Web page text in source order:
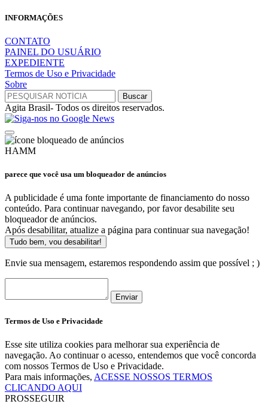
INFORMAÇÕES
CONTATO
PAINEL DO USUÁRIO
EXPEDIENTE
Termos de Uso e Privacidade
Sobre
Agita Brasil- Todos os direitos reservados.
HAMM
parece que você usa um bloqueador de anúncios
A publicidade é uma fonte importante de financiamento do nosso
conteúdo. Para continuar navegando, por favor desabilite seu
bloqueador de anúncios.
Após desabilitar, atualize a página para continuar sua navegação!
Tudo bem, vou desabilitar!
Envie sua mensagem, estaremos respondendo assim que possível ; )
Enviar
Termos de Uso e Privacidade
Esse site utiliza cookies para melhorar sua experiência de
navegação. Ao continuar o acesso, entendemos que você concorda
com nossos Termos de Uso e Privacidade.
Para mais informações, ACESSE NOSSOS TERMOS
CLICANDO AQUI
PROSSEGUIR